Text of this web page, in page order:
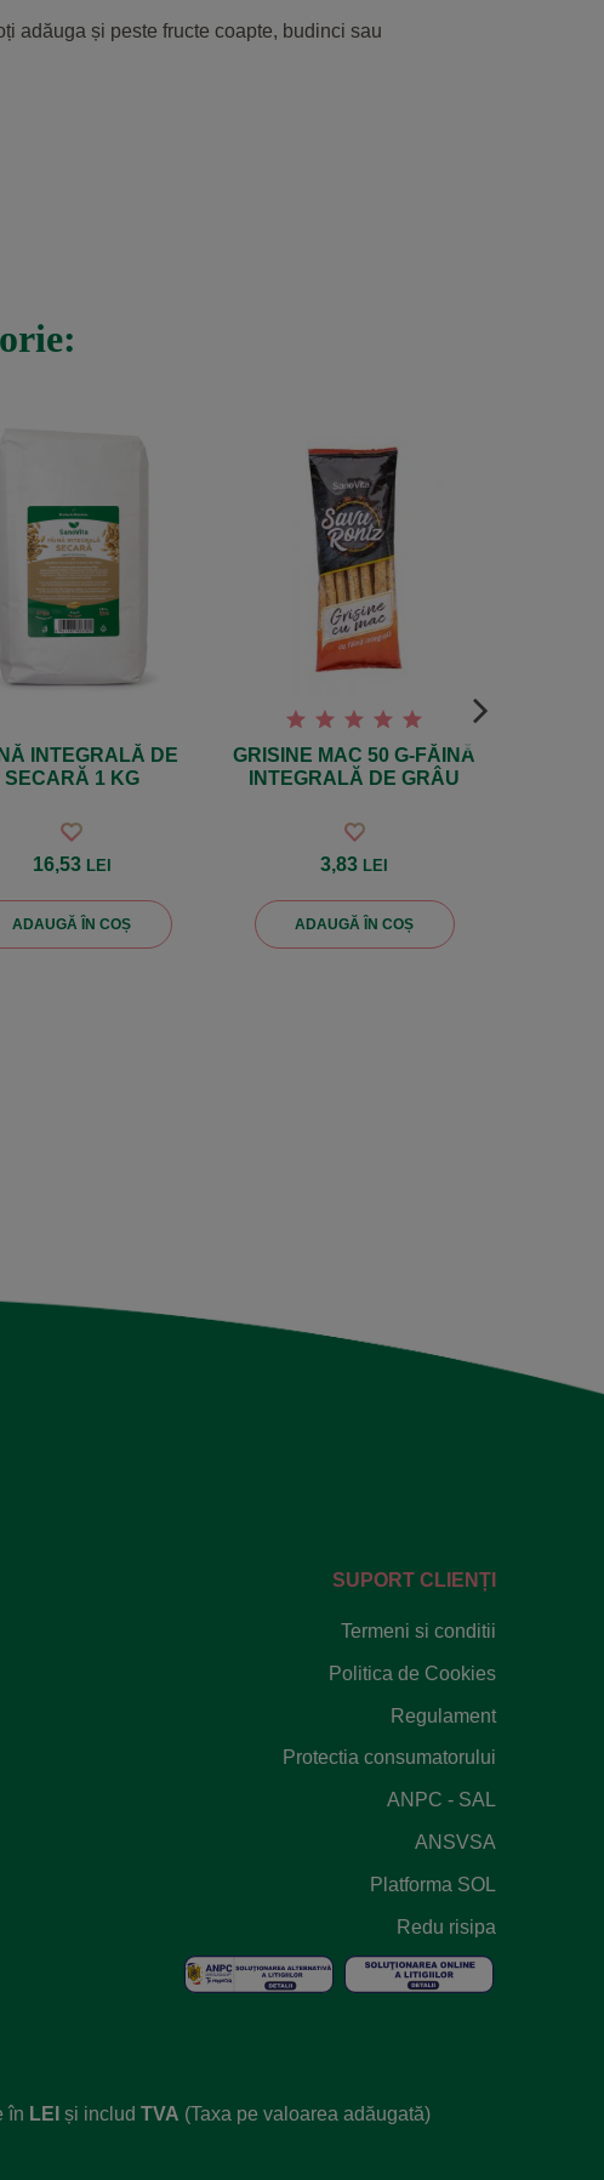
adăuga și peste fructe coapte, budinci sau
INTEGRALĂ DE
SECARĂ 1 KG
16,53 LEI
ADAUGĂ ÎN COȘ
GRISINE MAC 50 G-FĂINĂ
INTEGRALĂ DE GRÂU
3,83 LEI
ADAUGĂ ÎN COȘ
SUPORT CLIENȚI
Termeni si conditii
Politica de Cookies
Regulament
Protectia consumatorului
ANPC - SAL
ANSVSA
Platforma SOL
Redu risipa
în LEI și includ TVA (Taxa pe valoarea adăugată)